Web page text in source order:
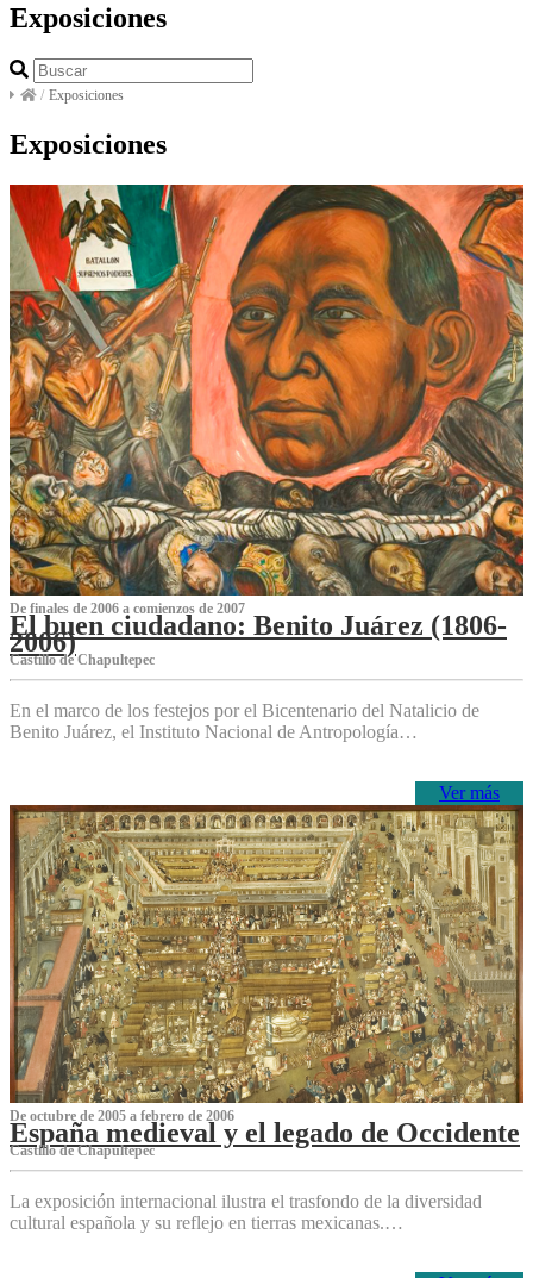
Exposiciones
/ Exposiciones
Exposiciones
De finales de 2006 a comienzos de 2007
El buen ciudadano: Benito Juárez (1806-
2006)
Castillo de Chapultepec
En el marco de los festejos por el Bicentenario del Natalicio de
Benito Juárez, el Instituto Nacional de Antropología…
Ver más
De octubre de 2005 a febrero de 2006
España medieval y el legado de Occidente
Castillo de Chapultepec
La exposición internacional ilustra el trasfondo de la diversidad
cultural española y su reflejo en tierras mexicanas.…